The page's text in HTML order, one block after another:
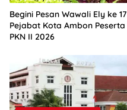
Begini Pesan Wawali Ely ke 17
Pejabat Kota Ambon Peserta
PKN II 2026